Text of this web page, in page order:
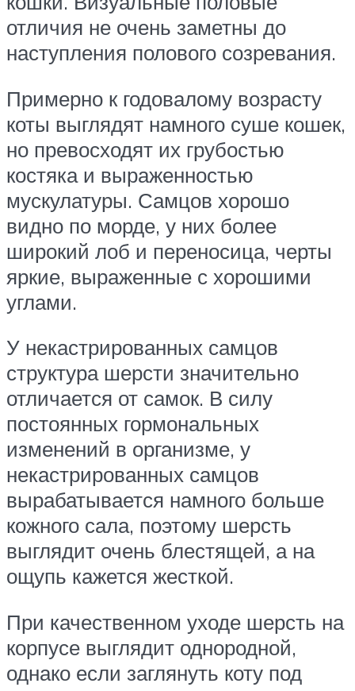
отличия не очень заметны до
наступления полового созревания.
Примерно к годовалому возрасту
коты выглядят намного суше кошек,
но превосходят их грубостью
костяка и выраженностью
мускулатуры. Самцов хорошо
видно по морде, у них более
широкий лоб и переносица, черты
яркие, выраженные с хорошими
углами.
У некастрированных самцов
структура шерсти значительно
отличается от самок. В силу
постоянных гормональных
изменений в организме, у
некастрированных самцов
вырабатывается намного больше
кожного сала, поэтому шерсть
выглядит очень блестящей, а на
ощупь кажется жесткой.
При качественном уходе шерсть на
корпусе выглядит однородной,
однако если заглянуть коту под